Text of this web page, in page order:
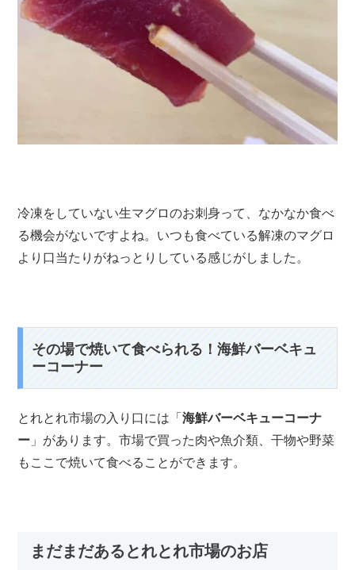
冷凍をしていない生マグロのお刺身って、なかなか食べ
る機会がないですよね。いつも食べている解凍のマグロ
より口当たりがねっとりしている感じがしました。
その場で焼いて食べられる！海鮮バーベキュ
ーコーナー
とれとれ市場の入り口には「海鮮バーベキューコーナ
ー 」があります。市場で買った肉や魚介類、干物や野菜
もここで焼いて食べることができます。
まだまだあるとれとれ市場のお店